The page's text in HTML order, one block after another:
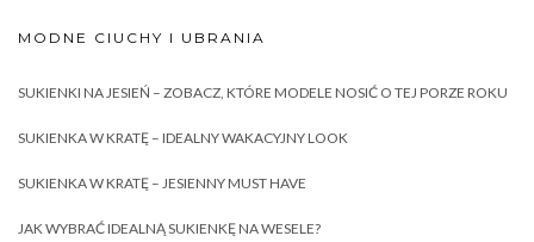
MODNE CIUCHY I UBRANIA
SUKIENKI NA JESIEŃ – ZOBACZ, KTÓRE MODELE NOSIĆ O TEJ PORZE ROKU
SUKIENKA W KRATĘ – IDEALNY WAKACYJNY LOOK
SUKIENKA W KRATĘ – JESIENNY MUST HAVE
JAK WYBRAĆ IDEALNĄ SUKIENKĘ NA WESELE?